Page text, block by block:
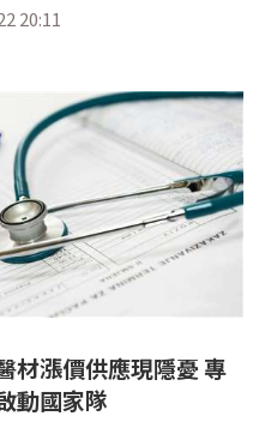
20:11
材漲價供應現隱憂 專
動國家隊